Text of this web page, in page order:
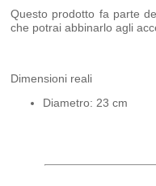
Questo prodotto fa parte
che potrai abbinarlo agli
Dimensioni reali
Diametro: 23 cm